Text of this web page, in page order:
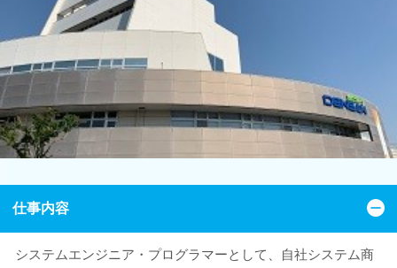
仕事内容
システムエンジニア・プログラマーとして、自社システム商